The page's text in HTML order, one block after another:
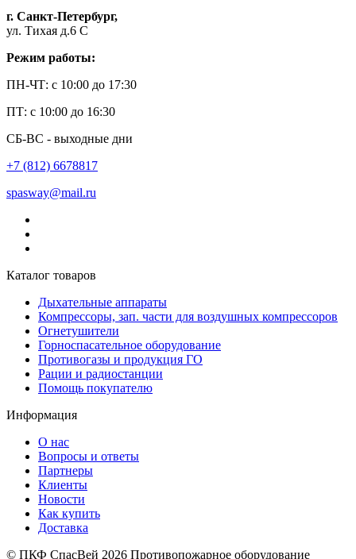
г. Санкт-Петербург,
ул. Тихая д.6 С
Режим работы:
ПН-ЧТ: с 10:00 до 17:30
ПТ: с 10:00 до 16:30
СБ-ВС - выходные дни
+7 (812) 6678817
spasway@mail.ru
Каталог товаров
Дыхательные аппараты
Компрессоры, зап. части для воздушных компрессоров
Огнетушители
Горноспасательное оборудование
Противогазы и продукция ГО
Рации и радиостанции
Помощь покупателю
Информация
О нас
Вопросы и ответы
Партнеры
Клиенты
Новости
Как купить
Доставка
© ПКФ СпасВей 2026 Противопожарное оборудование